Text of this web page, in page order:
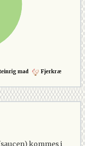
mad Fjerkræ
kommes i